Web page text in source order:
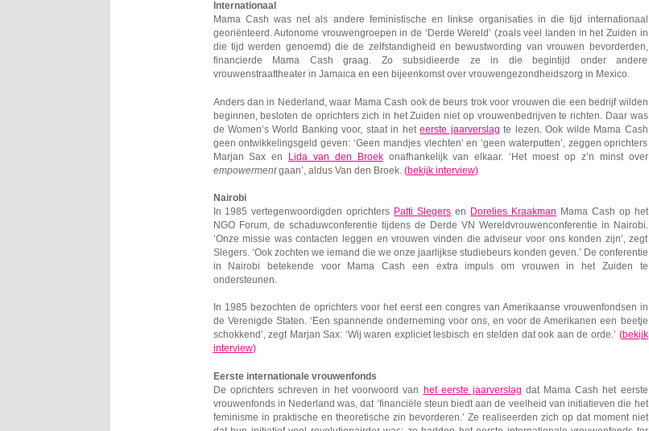
Internationaal
Mama Cash was net als andere feministische en linkse organisaties in die tijd internationaal
georiënteerd. Autonome vrouwengroepen in de ‘Derde Wereld’ (zoals veel landen in het Zuiden in
die tijd werden genoemd) die de zelfstandigheid en bewustwording van vrouwen bevorderden,
financierde Mama Cash graag. Zo subsidieerde ze in die begintijd onder andere
vrouwenstraattheater in Jamaica en een bijeenkomst over vrouwengezondheidszorg in Mexico.
Anders dan in Nederland, waar Mama Cash ook de beurs trok voor vrouwen die een bedrijf wilden
beginnen, besloten de oprichters zich in het Zuiden niet op vrouwenbedrijven te richten. Daar was
de Women’s World Banking voor, staat in heteerste jaarverslag te lezen. Ook wilde Mama Cash
geen ontwikkelingsgeld geven: ‘Geen mandjes vlechten’ en ‘geen waterputten’, zeggen oprichters
Marjan Sax en
Lida van den Broekonafhankelijk van elkaar. ‘Het moest op z’n minst over
empowermentgaan’, aldus Van den Broek. (bekijk interview)
Nairobi
In 1985 vertegenwoordigden oprichters Patti Slegers en Dorelies Kraakman Mama Cash op het
NGO Forum, de schaduwconferentie tijdens de Derde VN Wereldvrouwenconferentie in Nairobi.
‘Onze missie was contacten leggen en vrouwen vinden die adviseur voor ons konden zijn’, zegt
Slegers. ‘Ook zochten we iemand die we onze jaarlijkse studiebeurs konden geven.’ De conferentie
in Nairobi betekende voor Mama Cash een extra impuls om vrouwen in het Zuiden te
ondersteunen.
In 1985 bezochten de oprichters voor het eerst een congres van Amerikaanse vrouwenfondsen in
de Verenigde Staten. ‘Een spannende onderneming voor ons, en voor de Amerikanen een beetje
schokkend’, zegt Marjan Sax: ‘Wij waren expliciet lesbisch en stelden dat ook aan de orde.’ (bekijk
interview)
Eerste internationale vrouwenfonds
De oprichters schreven in het voorwoord van
het eerste jaarverslag dat Mama Cash het eerste
vrouwenfonds in Nederland was, dat ‘financiële steun biedt aan de veelheid van initiatieven die het
feminisme in praktische en theoretische zin bevorderen.’ Ze realiseerden zich op dat moment niet